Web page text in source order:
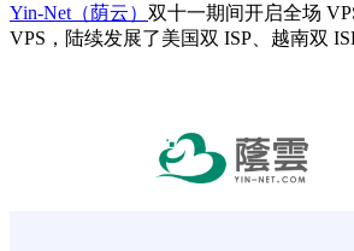
Yin-Net（荫云） 双十一期间开启全场
VPS，陆续发展了美国双 ISP、越南双